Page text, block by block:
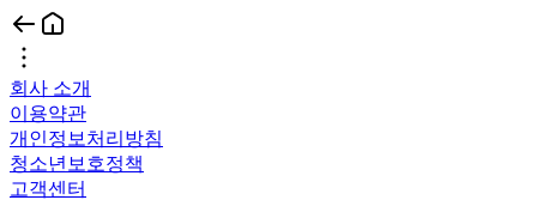
회사 소개
이용약관
개인정보처리방침
청소년보호정책
고객센터